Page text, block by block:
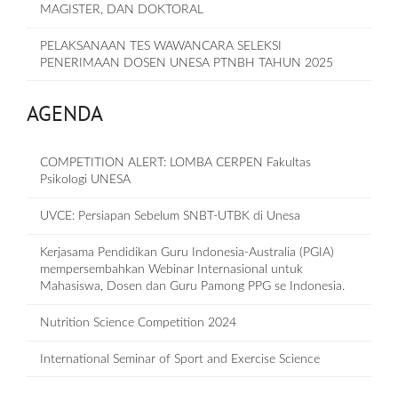
MAGISTER, DAN DOKTORAL
PELAKSANAAN TES WAWANCARA SELEKSI
PENERIMAAN DOSEN UNESA PTNBH TAHUN 2025
AGENDA
COMPETITION ALERT: LOMBA CERPEN Fakultas
Psikologi UNESA
UVCE: Persiapan Sebelum SNBT-UTBK di Unesa
Kerjasama Pendidikan Guru Indonesia-Australia (PGIA)
mempersembahkan Webinar Internasional untuk
Mahasiswa, Dosen dan Guru Pamong PPG se Indonesia.
Nutrition Science Competition 2024
International Seminar of Sport and Exercise Science